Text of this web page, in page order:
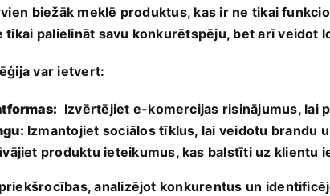
biežāk meklē produktus, kas ir‌ ne tikai
tikai⁤ palielināt savu konkurētspēju, bet arī ‌veidot
var ietvert:
Izvērtējiet e-komercijas risinājumus, lai
Izmantojiet sociālos tīklus, lai veidotu brandu
produktu ieteikumus,‍ kas balstīti uz ‍klientu
analizējot konkurentus un